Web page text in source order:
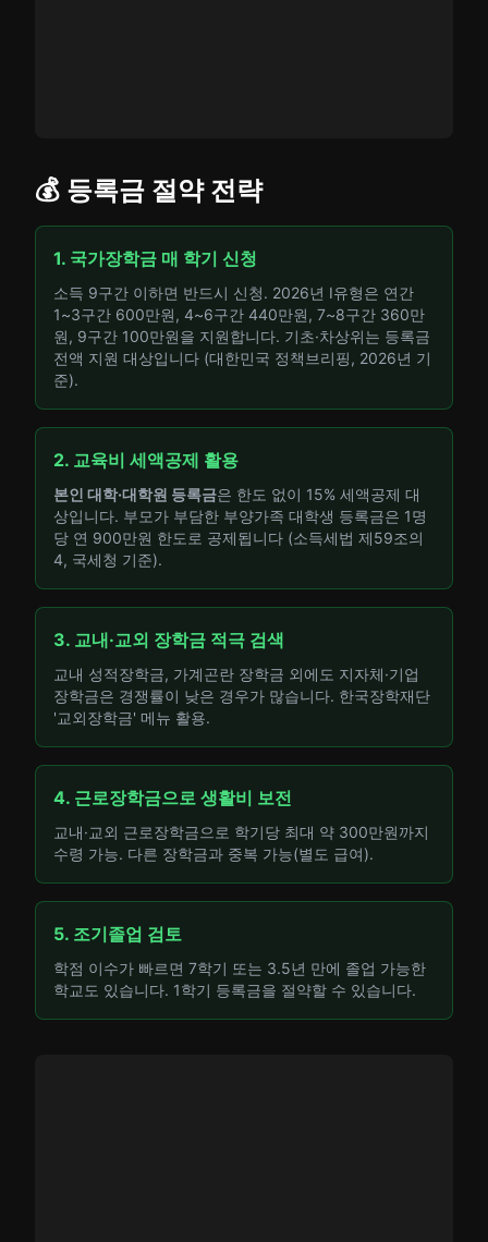
💰 등록금 절약 전략
1. 국가장학금 매 학기 신청
소득 9구간 이하면 반드시 신청. 2026년 I유형은 연간
1~3구간 600만원, 4~6구간 440만원, 7~8구간 360만
원, 9구간 100만원을 지원합니다. 기초·차상위는 등록금
전액 지원 대상입니다 (대한민국 정책브리핑, 2026년 기
준).
2. 교육비 세액공제 활용
본인 대학·대학원 등록금은 한도 없이 15% 세액공제 대
상입니다. 부모가 부담한 부양가족 대학생 등록금은 1명
당 연 900만원 한도로 공제됩니다 (소득세법 제59조의
4, 국세청 기준).
3. 교내·교외 장학금 적극 검색
교내 성적장학금, 가계곤란 장학금 외에도 지자체·기업
장학금은 경쟁률이 낮은 경우가 많습니다. 한국장학재단
'교외장학금' 메뉴 활용.
4. 근로장학금으로 생활비 보전
교내·교외 근로장학금으로 학기당 최대 약 300만원까지
수령 가능. 다른 장학금과 중복 가능(별도 급여).
5. 조기졸업 검토
학점 이수가 빠르면 7학기 또는 3.5년 만에 졸업 가능한
학교도 있습니다. 1학기 등록금을 절약할 수 있습니다.